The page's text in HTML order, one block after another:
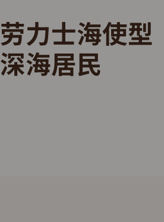
劳力士海使型
深海居民